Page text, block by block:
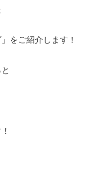
をご紹介します！